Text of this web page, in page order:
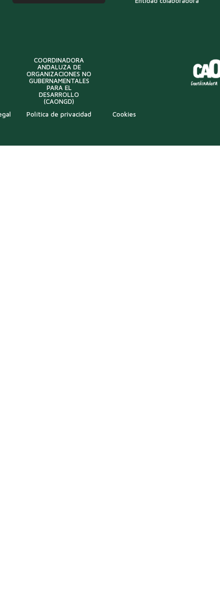
COORDINADORA
ANDALUZA DE
ORGANIZACIONES NO
GUBERNAMENTALES
PARA EL
DESARROLLO
(CAONGD)
Política de privacidad Cookies